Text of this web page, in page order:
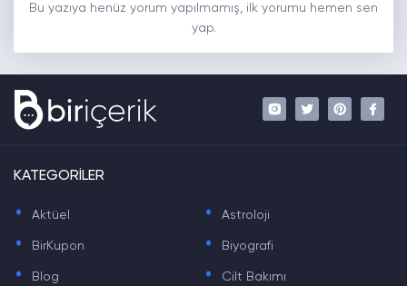
Bu yazıya henüz yorum yapılmamış, ilk yorumu hemen sen
yap.
KATEGORİLER
. Aktüel . Astroloji
. BirKupon . Biyografi
. Blog . Cilt Bakımı